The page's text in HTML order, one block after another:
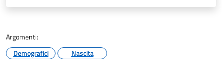
Argomenti:
Demografici
Nascita